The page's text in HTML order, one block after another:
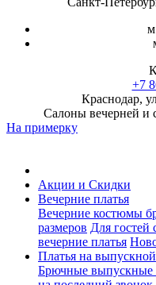
+7
Краснодар,
Салоны вечерней и
На примерку
Акции и Скидки
Вечерние платья
Вечерние костюмы
размеров Для гостей
вечерние платья
Платья на выпускной
Брючные